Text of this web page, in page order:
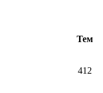
Тем
412